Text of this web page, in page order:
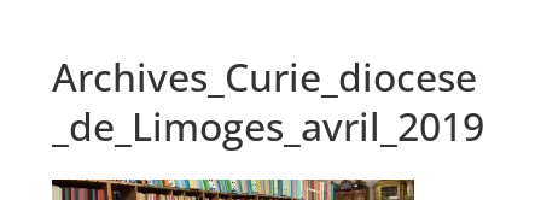
Archives_Curie_diocese
_de_Limoges_avril_2019